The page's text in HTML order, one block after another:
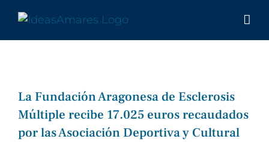
contenido
La Fundación Aragonesa de Esclerosis
Múltiple recibe 17.025 euros recaudados
por las Asociación Deportiva y Cultural